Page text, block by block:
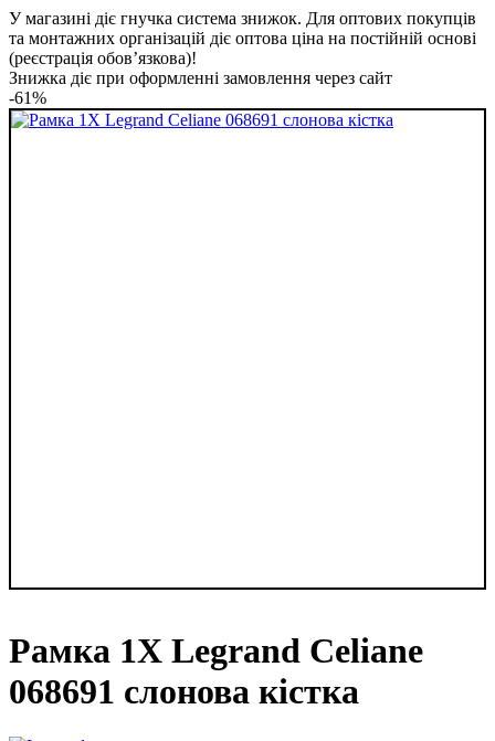
У магазині діє гнучка система знижок. Для оптових покупців
та монтажних організацій діє оптова ціна на постійній основі
(реєстрація обов’язкова)!
Знижка діє при оформленні замовлення через сайт
-61%
Рамка 1Х Legrand Celiane
068691 слонова кістка